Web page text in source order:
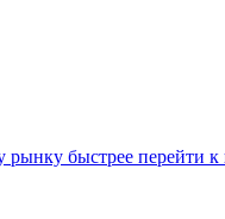
рынку быстрее перейти